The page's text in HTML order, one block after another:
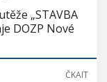
„STAVBA
DOZP Nové
ČKAIT